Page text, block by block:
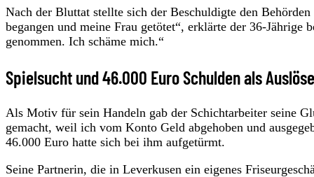
Nach der Bluttat stellte sich der Beschuldigte den
begangen und meine Frau getötet“, erklärte der 36-
genommen. Ich schäme mich.“
Spielsucht und 46.000 Euro Schulden als
Als Motiv für sein Handeln gab der Schichtarbeiter seine
gemacht, weil ich vom Konto Geld abgehoben und
46.000 Euro hatte sich bei ihm aufgetürmt.
Seine Partnerin, die in Leverkusen ein eigenes